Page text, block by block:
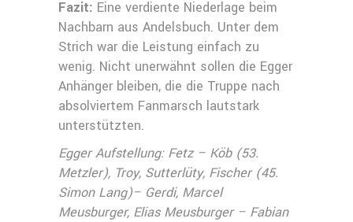
Fazit: Eine verdiente Niederlage beim
Nachbarn aus Andelsbuch. Unter dem
Strich war die Leistung einfach zu
wenig. Nicht unerwähnt sollen die Egger
Anhänger bleiben, die die Truppe nach
absolviertem Fanmarsch lautstark
unterstützten.
Egger Aufstellung: Fetz – Köb (53.
Metzler), Troy, Sutterlüty, Fischer (45.
Simon Lang)– Gerdi, Marcel
Meusburger, Elias Meusburger – Fabian